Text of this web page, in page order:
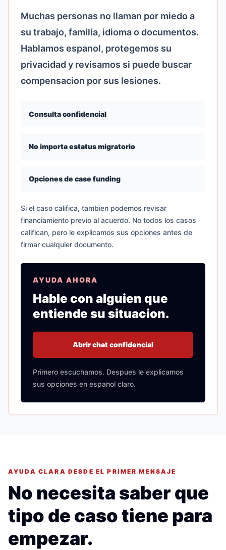
Muchas personas no llaman por miedo a
su trabajo, familia, idioma o documentos.
Hablamos espanol, protegemos su
privacidad y revisamos si puede buscar
compensacion por sus lesiones.
Consulta confidencial
No importa estatus migratorio
Opciones de case funding
Si el caso califica, tambien podemos revisar
financiamiento previo al acuerdo. No todos los casos
califican, pero le explicamos sus opciones antes de
firmar cualquier documento.
AYUDA AHORA
Hable con alguien que
entiende su situacion.
Abrir chat confidencial
Primero escuchamos. Despues le explicamos
sus opciones en espanol claro.
AYUDA CLARA DESDE EL PRIMER MENSAJE
No necesita saber que
tipo de caso tiene para
empezar.